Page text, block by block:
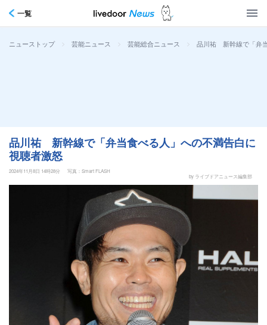
一覧
ニューストップ > 芸能ニュース > 芸能総合ニュース > 品川祐 新幹線で「弁
品川祐 新幹線で「弁当食べる人」への不満告白に
視聴者激怒
2024年11月8日 14時28分
写真：Smart FLASH
by ライブドアニュース編集部